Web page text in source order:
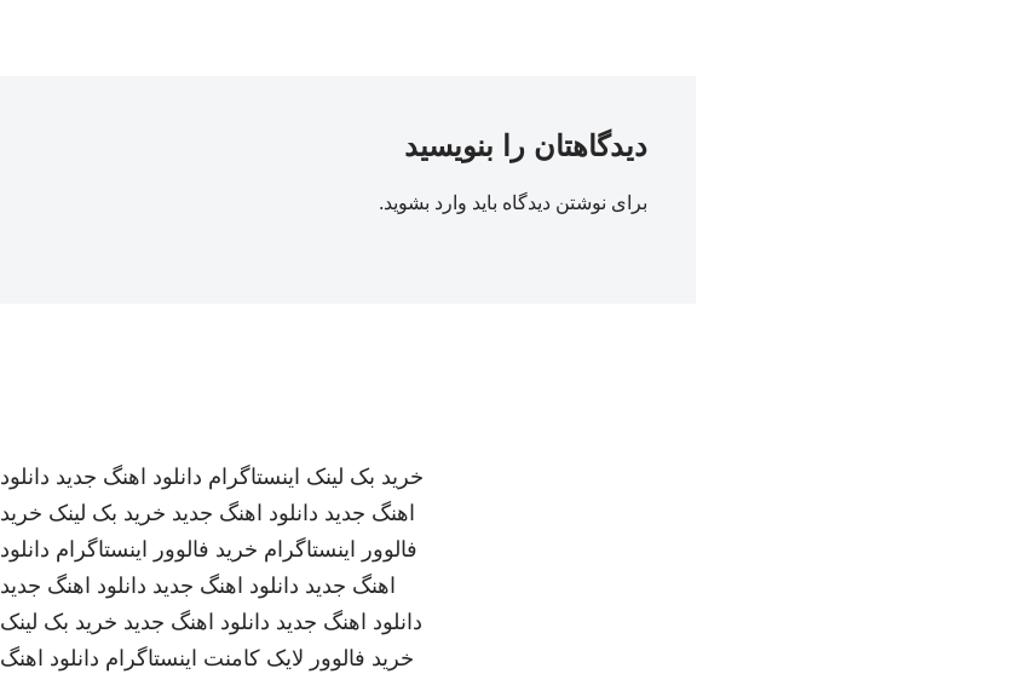
دیدگاهتان را بنویسید
برای نوشتن دیدگاه باید وارد بشوید.
خرید بک لینک اینستاگرام دانلود اهنگ جدید دانلود
اهنگ جدید دانلود اهنگ جدید خرید بک لینک خرید
فالوور اینستاگرام خرید فالوور اینستاگرام دانلود
اهنگ جدید دانلود اهنگ جدید دانلود اهنگ جدید
دانلود اهنگ جدید دانلود اهنگ جدید خرید بک لینک
خرید فالوور لایک کامنت اینستاگرام دانلود اهنگ